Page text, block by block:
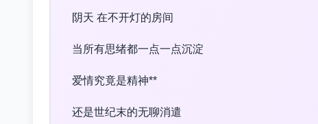
阴天 在不开灯的房间
当所有思绪都一点一点沉淀
爱情究竟是精神**
还是世纪末的无聊消遣